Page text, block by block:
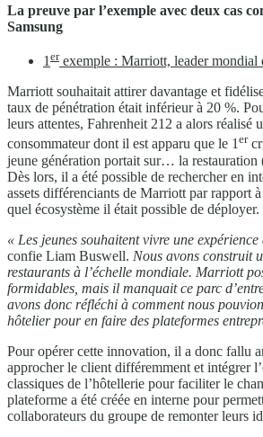
La preuve par l’exemple avec deux cas
Samsung
1 erexemple : Marriott, leader mondial
Marriott souhaitait attirer davantage et
taux de pénétration était inférieur à 20 %.
leurs attentes, Fahrenheit 212 a alors réalisé
consommateur dont il est apparu que le 1er
jeune génération portait sur… la
Dès lors, il a été possible de rechercher en
assets différenciants de Marriott par rapport
quel écosystème il était possible de déployer.
« Les jeunes souhaitent vivre une
confie Liam Buswell. Nous avons construit
restaurants à l’échelle mondiale. Marriott
formidables, mais il manquait ce parc
avons donc réfléchi à comment nous
hôtelier pour en faire des plateformes
Pour opérer cette innovation, il a donc fallu
approcher le client différemment et intégrer
classiques de l’hôtellerie pour faciliter le
plateforme a été créée en interne pour
collaborateurs du groupe de remonter leurs